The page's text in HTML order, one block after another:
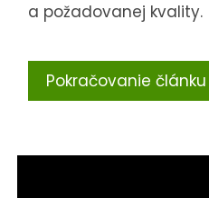
a požadovanej
Pokračovanie článku